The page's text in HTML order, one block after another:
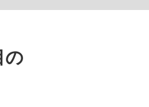
しい」『北の国から』倉本聰氏（91...
の